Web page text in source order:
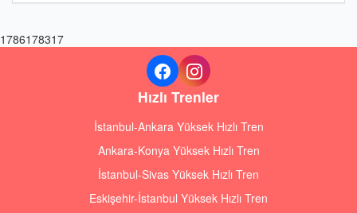
1786178317
Hızlı Trenler
İstanbul-Ankara Yüksek Hızlı Tren
Ankara-Konya Yüksek Hızlı Tren
İstanbul-Sivas Yüksek Hızlı Tren
Eskişehir-İstanbul Yüksek Hızlı Tren